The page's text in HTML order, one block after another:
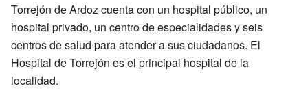
Torrejón de Ardoz cuenta con un hospital público, un
hospital privado, un centro de especialidades y seis
centros de salud para atender a sus ciudadanos. El
Hospital de Torrejón es el principal hospital de la
localidad.